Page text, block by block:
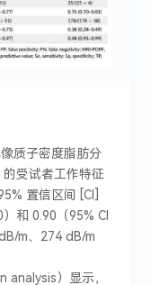
质子密度脂肪分
的受试者工作特征
置信区间 [CI]
和 0.90（95% CI
m、274 dB/m
）显示，